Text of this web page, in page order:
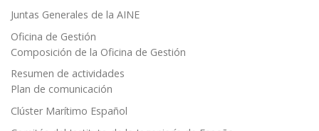
Juntas Generales de la AINE
Oficina de Gestión
Composición de la Oficina de Gestión
Resumen de actividades
Plan de comunicación
Clúster Marítimo Español